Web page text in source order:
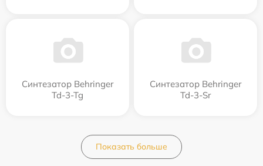
Синтезатор Behringer
Td-3-Tg
Синтезатор Behringer
Td-3-Sr
Показать больше